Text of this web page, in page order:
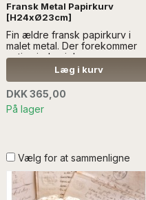
Fransk Metal Papirkurv
[H24xØ23cm]
Fin ældre fransk papirkurv i
malet metal. Der forekommer
patina inden i...Læs mere
SÆLGES UDEN ANDEN
DEKORATION
Læg i kurv
DKK 365,00
På lager
Vælg for at sammenligne